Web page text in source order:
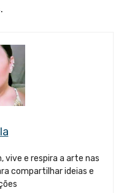
vive e respira a arte nas
compartilhar ideias e